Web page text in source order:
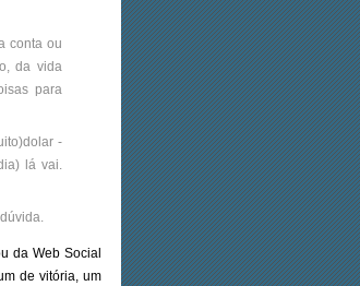
conta ou
da vida
para
-
lá vai.
da Web Social
de vitória, um